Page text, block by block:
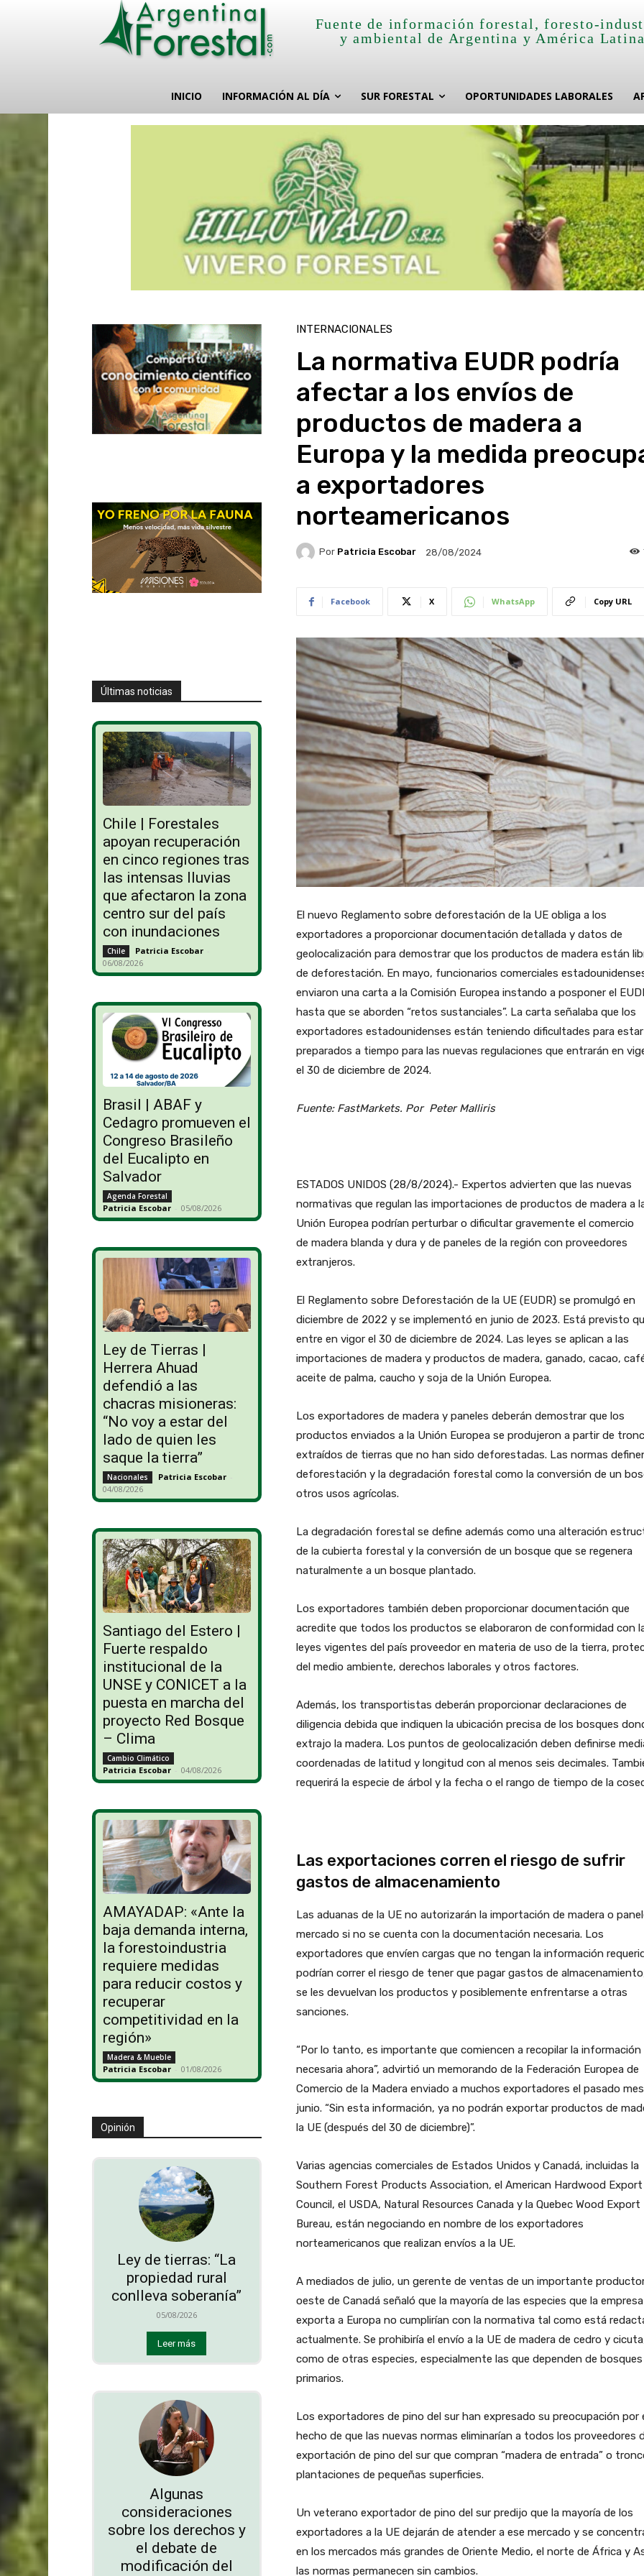
Fuente de información forestal, foresto-
y ambiental de Argentina y América
INICIO INFORMACIÓN AL DÍA SUR FORESTAL OPORTUNIDADES LABORALES
Últimas noticias
Chile | Forestales
apoyan recuperación
en cinco regiones tras
las intensas lluvias
que afectaron la zona
centro sur del país
con inundaciones
Chile Patricia Escobar -
06/08/2026
Brasil | ABAF y
Cedagro promueven el
Congreso Brasileño
del Eucalipto en
Salvador
Agenda Forestal
Patricia Escobar - 05/08/2026
Ley de Tierras |
Herrera Ahuad
defendió a las
chacras misioneras:
“No voy a estar del
lado de quien les
saque la tierra”
Nacionales Patricia Escobar -
04/08/2026
Santiago del Estero |
Fuerte respaldo
institucional de la
UNSE y CONICET a la
puesta en marcha del
proyecto Red Bosque
– Clima
Cambio Climático
Patricia Escobar - 04/08/2026
AMAYADAP: «Ante la
baja demanda interna,
la forestoindustria
requiere medidas
para reducir costos y
recuperar
competitividad en la
región»
Madera & Mueble
Patricia Escobar - 01/08/2026
Opinión
Ley de tierras: “La
propiedad rural
conlleva soberanía”
05/08/2026
Leer más
Algunas
consideraciones
sobre los derechos y
el debate de
modificación del
INTERNACIONALES
La normativa EUDR podría
afectar a los envíos de
productos de madera a
Europa y la medida
a exportadores
norteamericanos
Por Patricia Escobar 28/08/2024
Facebook X WhatsApp Copy URL
El nuevo Reglamento sobre deforestación de la UE obliga a los
exportadores a proporcionar documentación detallada y datos de
geolocalización para demostrar que los productos de madera están
de deforestación. En mayo, funcionarios comerciales
enviaron una carta a la Comisión Europea instando a posponer el
hasta que se aborden “retos sustanciales”. La carta señalaba que los
exportadores estadounidenses están teniendo dificultades para estar
preparados a tiempo para las nuevas regulaciones que entrarán en
el 30 de diciembre de 2024.
Fuente: FastMarkets. Por Peter Malliris
ESTADOS UNIDOS (28/8/2024).- Expertos advierten que las nuevas
normativas que regulan las importaciones de productos de madera a
Unión Europea podrían perturbar o dificultar gravemente el comercio
de madera blanda y dura y de paneles de la región con proveedores
extranjeros.
El Reglamento sobre Deforestación de la UE (EUDR) se promulgó en
diciembre de 2022 y se implementó en junio de 2023. Está previsto
entre en vigor el 30 de diciembre de 2024. Las leyes se aplican a las
importaciones de madera y productos de madera, ganado, cacao,
aceite de palma, caucho y soja de la Unión Europea.
Los exportadores de madera y paneles deberán demostrar que los
productos enviados a la Unión Europea se produjeron a partir de
extraídos de tierras que no han sido deforestadas. Las normas
deforestación y la degradación forestal como la conversión de un
otros usos agrícolas.
La degradación forestal se define además como una alteración
de la cubierta forestal y la conversión de un bosque que se regenera
naturalmente a un bosque plantado.
Los exportadores también deben proporcionar documentación que
acredite que todos los productos se elaboraron de conformidad con
leyes vigentes del país proveedor en materia de uso de la tierra,
del medio ambiente, derechos laborales y otros factores.
Además, los transportistas deberán proporcionar declaraciones de
diligencia debida que indiquen la ubicación precisa de los bosques
extrajo la madera. Los puntos de geolocalización deben definirse
coordenadas de latitud y longitud con al menos seis decimales.
requerirá la especie de árbol y la fecha o el rango de tiempo de la
Las exportaciones corren el riesgo de sufrir
gastos de almacenamiento
Las aduanas de la UE no autorizarán la importación de madera o
mercado si no se cuenta con la documentación necesaria. Los
exportadores que envíen cargas que no tengan la información
podrían correr el riesgo de tener que pagar gastos de
se les devuelvan los productos y posiblemente enfrentarse a otras
sanciones.
“Por lo tanto, es importante que comiencen a recopilar la información
necesaria ahora”, advirtió un memorando de la Federación Europea de
Comercio de la Madera enviado a muchos exportadores el pasado
junio. “Sin esta información, ya no podrán exportar productos de
la UE (después del 30 de diciembre)”.
Varias agencias comerciales de Estados Unidos y Canadá, incluidas la
Southern Forest Products Association, el American Hardwood Export
Council, el USDA, Natural Resources Canada y la Quebec Wood Export
Bureau, están negociando en nombre de los exportadores
norteamericanos que realizan envíos a la UE.
A mediados de julio, un gerente de ventas de un importante
oeste de Canadá señaló que la mayoría de las especies que la empresa
exporta a Europa no cumplirían con la normativa tal como está
actualmente. Se prohibiría el envío a la UE de madera de cedro y
como de otras especies, especialmente las que dependen de bosques
primarios.
Los exportadores de pino del sur han expresado su preocupación por
hecho de que las nuevas normas eliminarían a todos los proveedores
exportación de pino del sur que compran “madera de entrada” o
plantaciones de pequeñas superficies.
Un veterano exportador de pino del sur predijo que la mayoría de los
exportadores a la UE dejarán de atender a ese mercado y se
en los mercados más grandes de Oriente Medio, el norte de África y
las normas permanecen sin cambios.